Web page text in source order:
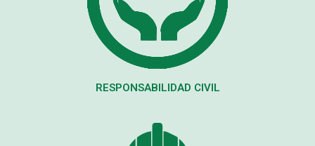
RESPONSABILIDAD CIVIL